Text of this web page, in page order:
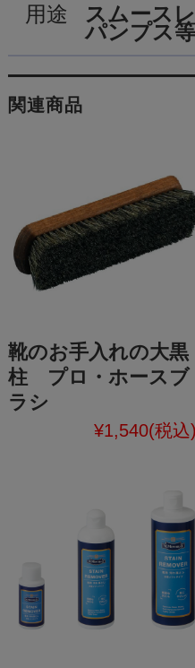
用途
スムース
パンプス等
関連商品
靴のお手入れの大黒
柱 プロ・ホースブ
ラシ
¥1,540(税込)